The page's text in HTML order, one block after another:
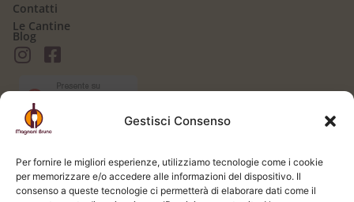
Gestisci Consenso
Per fornire le migliori esperienze, utilizziamo tecnologie come i cookie
per memorizzare e/o accedere alle informazioni del dispositivo. Il
consenso a queste tecnologie ci permetterà di elaborare dati come il
Contatti
Le Cantine
Blog
AREA CLIENTI
Login / Logout
Carrello